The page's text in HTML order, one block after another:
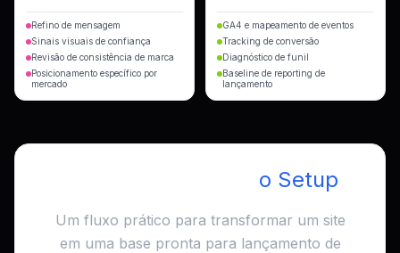
Refino de mensagem
Sinais visuais de confiança
Revisão de consistência de marca
Posicionamento específico por
mercado
GA4 e mapeamento de eventos
Tracking de conversão
Diagnóstico de funil
Baseline de reporting de
lançamento
o Setup
Um fluxo prático para transformar um site
em uma base pronta para lançamento de